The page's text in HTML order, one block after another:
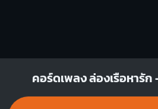
คอร์ดเพลง ล่องเรือหารั